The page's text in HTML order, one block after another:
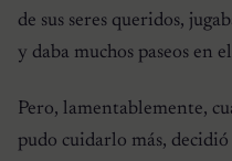
de sus seres queridos,
y daba muchos paseos en
Pero, lamentablemente,
pudo cuidarlo más,